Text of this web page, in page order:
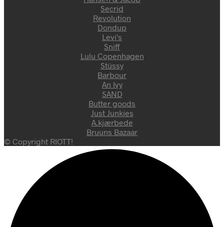
Secrid
Revolution
Dondup
Levi's
Sniff
Lulu Copenhagen
Stüssy
Barbour
An Ivy
SAND
Butter goods
Just Junkies
A.kjærbede
Bruuns Bazaar
© Copyright RIOTT!